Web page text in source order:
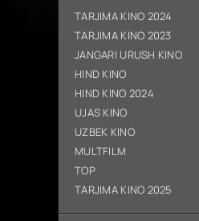
TARJIMA KINO 2024
TARJIMA KINO 2023
JANGARI URUSH KINO
HIND KINO
HIND KINO 2024
UJAS KINO
UZBEK KINO
MULTFILM
TOP
TARJIMA KINO 2025